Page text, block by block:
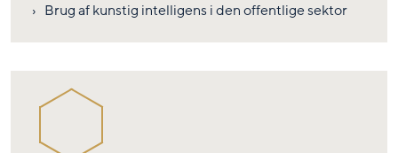
Brug af kunstig intelligens i den offentlige sektor